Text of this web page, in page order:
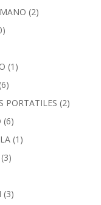
(2)
(1)
(6)
PORTATILES (2)
(6)
(1)
(3)
(3)